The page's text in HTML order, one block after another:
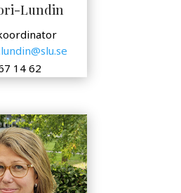
Lundin
14 62